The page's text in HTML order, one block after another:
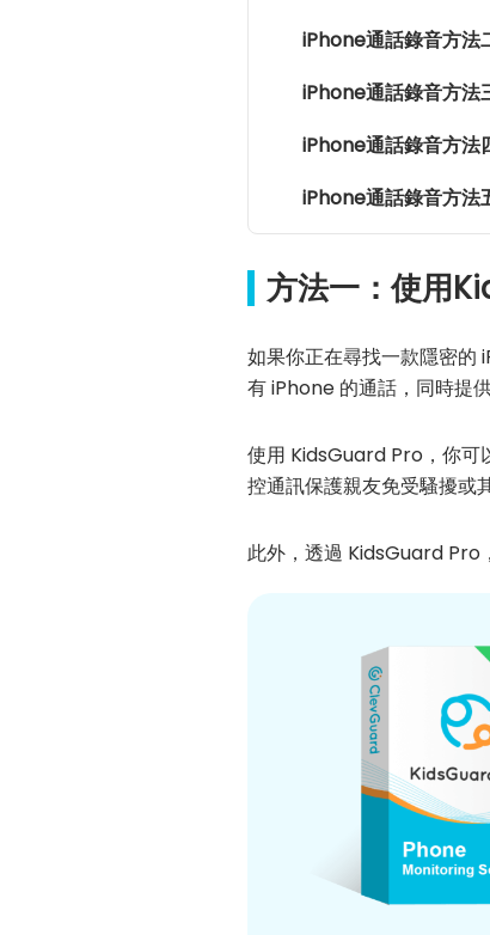
iPhone通話錄音方法
iPhone通話錄音方法
iPhone通話錄音方法
iPhone通話錄音方法
方法一：使用
如果你正在尋找一款隱密的
有 iPhone 的通話，同時提
使用 KidsGuard Pro，你可
控通訊保護親友免受騷擾或
此外，透過 KidsGuard Pro